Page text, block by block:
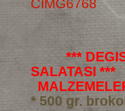
***
SALATASI ***
* 500 gr.